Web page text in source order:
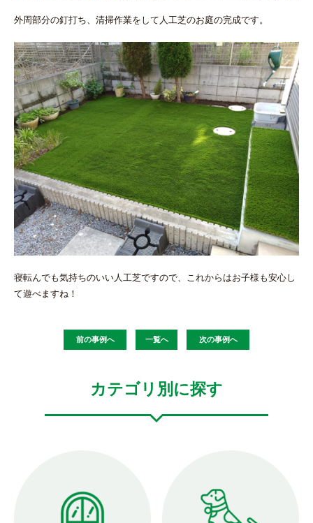
外周部分の釘打ち、清掃作業をして人工芝のお庭の完成です。
寝転んでも気持ちのいい人工芝ですので、これからはお子様も安心し
て遊べますね！
前の事例へ 一覧へ 次の事例へ
カテゴリ別に探す